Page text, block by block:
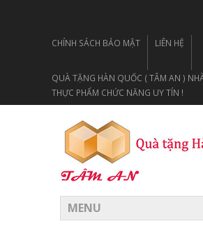
CHÍNH SÁCH BẢO MẬT LIÊN HỆ
QUÀ TẶNG HÀN QUỐC ( TÂM AN )
THỰC PHẨM CHỨC NĂNG UY TÍN !
MENU